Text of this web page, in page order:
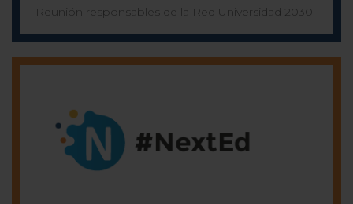
Reunión responsables de la Red Universidad 2030